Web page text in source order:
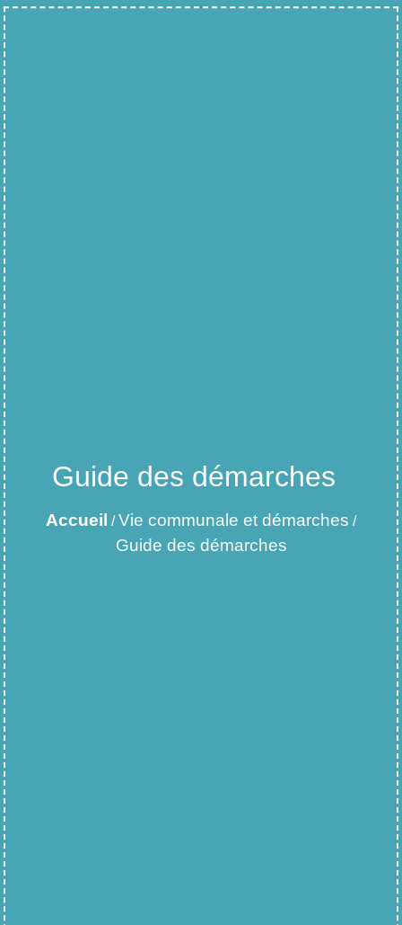
Guide des démarches
Accueil /Vie communale et démarches /
Guide des démarches